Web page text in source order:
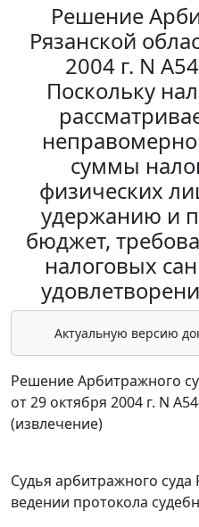
Решение
Рязанской
2004 г. N
Поскольку
суммы
физических
удержанию и
бюджет,
налоговых
Актуальную версию
Решение Арбитражного
от 29 октября 2004 г. N
(извлечение)
Судья арбитражного суда
ведении протокола